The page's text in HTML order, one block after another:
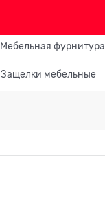
Мебельная фурнитура
Защелки мебельные